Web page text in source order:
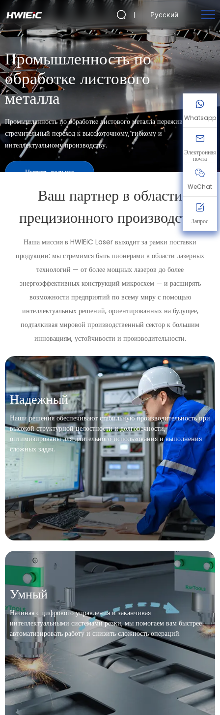
Русский
Промышленность по
обработке листового
металла
Промышленность по обработке листового металла переживает
стремительный переход к высокоточному, гибкому и
интеллектуальному производству.
Читать дальше
Ваш партнер в области
прецизионного производства
Наша миссия в HWlEiC Laser выходит за рамки поставки
продукции: мы стремимся быть пионерами в области лазерных
технологий — от более мощных лазеров до более
энергоэффективных конструкций микросхем — и расширять
возможности предприятий по всему миру с помощью
интеллектуальных решений, ориентированных на будущее,
подталкивая мировой производственный сектор к большим
инновациям, устойчивости и производительности.
Надежный
Наши решения обеспечивают стабильную производительность при
высокой структурной целостности и долговечности,
оптимизированы для длительного использования и выполнения
сложных задач.
Умный
Начиная с цифрового управления и заканчивая
интеллектуальными системами резки, мы помогаем вам быстрее
автоматизировать работу и снизить сложность операций.
Whatsapp
Электронная
почта
WeChat
Запрос